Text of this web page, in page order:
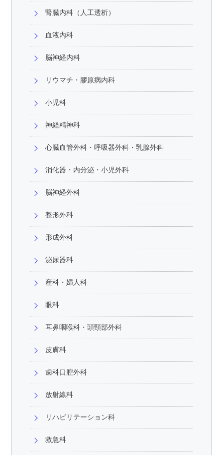
腎臓内科（人工透析）
血液内科
脳神経内科
リウマチ・膠原病内科
小児科
神経精神科
心臓血管外科・呼吸器外科・乳腺外科
消化器・内分泌・小児外科
脳神経外科
整形外科
形成外科
泌尿器科
産科・婦人科
眼科
耳鼻咽喉科・頭頸部外科
皮膚科
歯科口腔外科
放射線科
リハビリテーション科
救急科